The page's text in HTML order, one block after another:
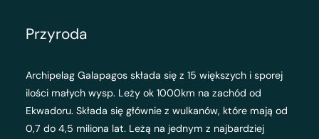
Przyroda
Archipelag Galapagos składa się z 15 większych i sporej
ilości małych wysp. Leży ok 1000km na zachód od
Ekwadoru. Składa się głównie z wulkanów, które mają od
0,7 do 4,5 miliona lat. Leżą na jednym z najbardziej